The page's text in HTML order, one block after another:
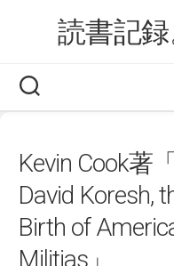
読書記
Kevin Cook著
David Koresh,
Birth of
Militias」